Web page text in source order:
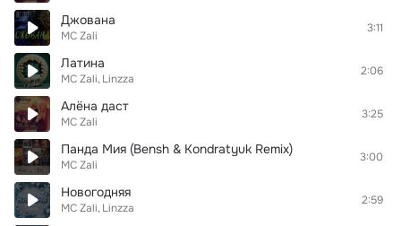
Джована
MC Zali
3:11
Латина
MC Zali Linzza
2:06
Алёна даст
MC Zali
3:25
Панда Мия (Bensh & Kondratyuk Remix)
MC Zali
3:00
Новогодняя
MC Zali Linzza
2:59